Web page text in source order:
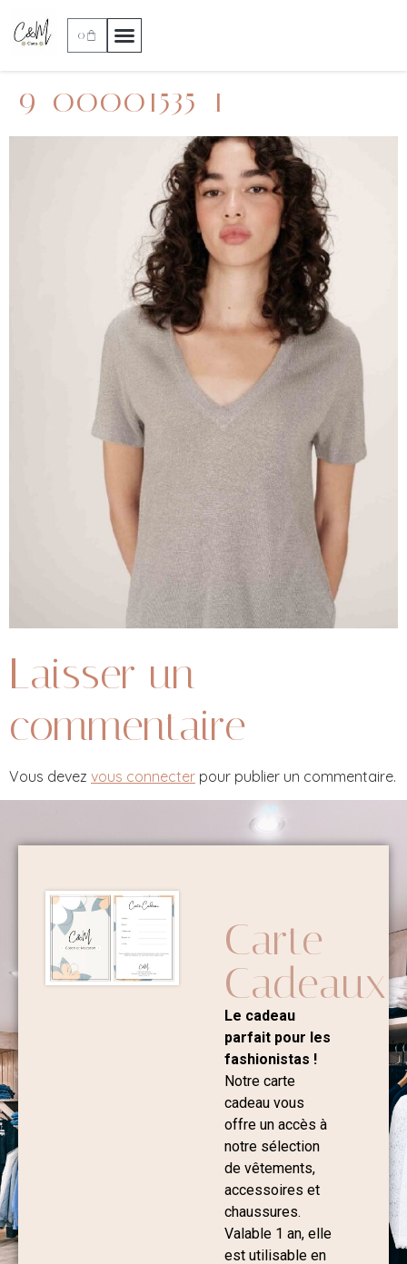
0
9_00001535_1
Laisser un
commentaire
Vous devez vous connecter pour publier un commentaire.
Carte
Cadeaux
Le cadeau
parfait pour les
fashionistas !
Notre carte
cadeau vous
offre un accès à
notre sélection
de vêtements,
accessoires et
chaussures.
Valable 1 an, elle
est utilisable en